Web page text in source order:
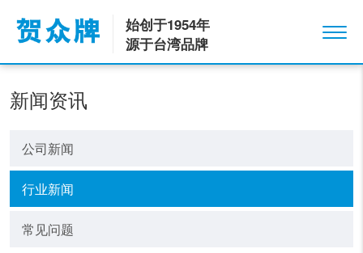
始创于1954年
源于台湾品牌
新闻资讯
公司新闻
行业新闻
常见问题